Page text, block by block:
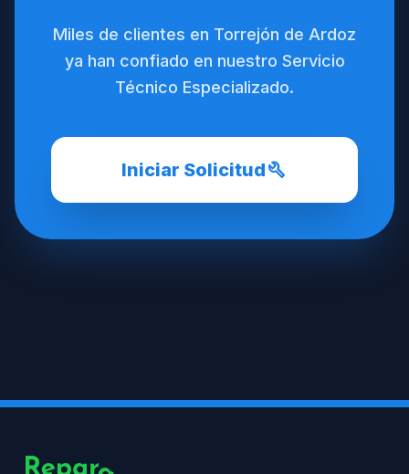
Miles de clientes en Torrejón de Ardoz
ya han confiado en nuestro Servicio
Técnico Especializado.
Iniciar Solicitudbuild